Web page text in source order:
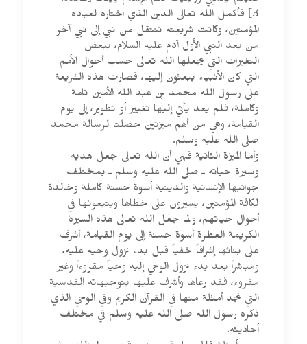
3] فأكمل الله تعالى الدين الذي اختاره لعباده
المؤمنين، وكانت شريعته تنتقل من نبي إلى نبي آخر
من بعد النبي الأول آدم عليه السلام، ببعض
التغيرات التي يجعلها الله تعالى حسب أحوال الأمم
التي كان الأنبياء يبعثون إليها، فصارت هذه الشريعة
على رسول الله محمد بن عبد الله الأمين تامة
وكاملة، فلم يعد يأتي إليها تغيير أو تطوير، إلى يوم
القيامة، وهي من أهم ميزتين حصلتا لرسالة محمد
صلى الله عليه وسلم.
وأما الميزة الثانية فهي أن الله تعالى جعل هديه
وسيرة حياته ـ صلى الله عليه وسلم ـ بمختلف
جوانبها الإنسانية والدينية أسوة حسنة كاملة وخالدة
لكافة المؤمنين، يسيرون على خطاها ويتبعونها في
أحوال حياتهم، ولما جعل الله تعالى هذه السيرة
الكريمة العطرة أسوة حسنة إلى يوم القيامة، أشرف
على بنائها إشرافاً خفياً قبل بدء نزول وحيه عليه،
ومباشراً بعد بدء نزول الوحي إليه وحياً مقروءاً وغير
مقروء، فقد رعاها وأشرف عليها بتوجيهاته القدسية
التي نجد أمثلة منها في القرآن الكريم وفي الوحي الذي
ذكره رسول الله صلى الله عليه وسلم في مختلف
أحاديثه.